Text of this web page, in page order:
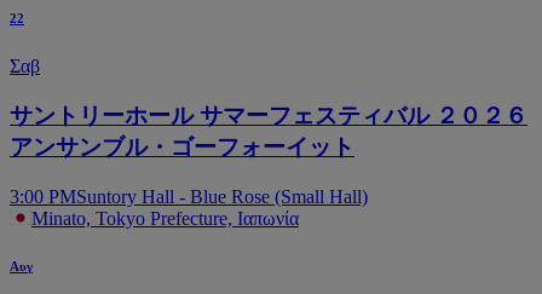
22
Σαβ
サントリーホール サマーフェスティバル ２０２６
アンサンブル・ゴーフォーイット
3:00 PMSuntory Hall - Blue Rose (Small Hall)
Minato, Tokyo Prefecture, Ιαπωνία
Αυγ